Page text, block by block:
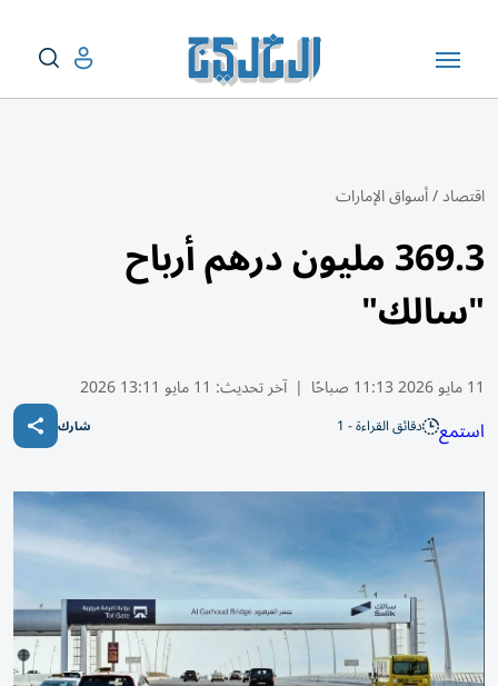
اقتصاد/أسواق الإمارات
369.3 مليون درهم أرباح
"سالك"
11 مايو 2026 11:13 صباحًا | آخر تحديث: 11 مايو 13:11 2026
استمع دقائق القراءة - 1 شارك